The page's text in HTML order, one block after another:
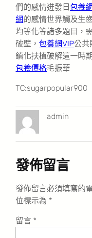
們的感情迸發日 包養
網的感情世界觸及生
均等化等諸多題目，
破壁， 包養網VIP公共
鎮化扶植破解這一時
包養價格毛振華
TC:sugarpopular900
admin
發佈留言
發佈留言必須填寫的
位標示為 *
留言 *